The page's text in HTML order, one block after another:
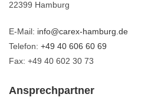
22399 Hamburg
E-Mail: info@carex-hamburg.de
Telefon: +49 40 606 60 69
Fax: +49 40 602 30 73
Ansprechpartner